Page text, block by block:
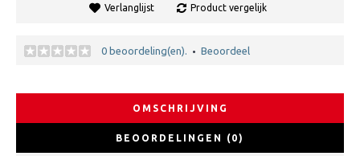
Verlanglijst Product vergelijk
0 beoordeling(en). • Beoordeel
OMSCHRIJVING
BEOORDELINGEN (0)